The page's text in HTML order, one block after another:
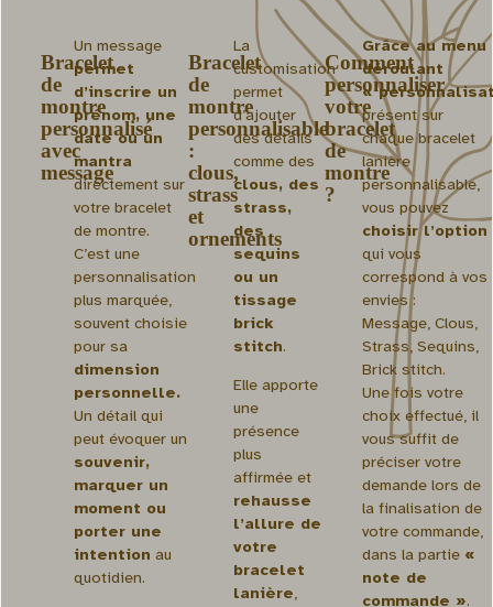
Bracelet
de
montre
personnalisé
avec
message
Un message
permet
d’inscrire un
prénom, une
date ou un
mantra
directement sur
votre bracelet
de montre.
C’est une
personnalisation
plus marquée,
souvent choisie
pour sa
dimension
personnelle.
Un détail qui
peut évoquer un
souvenir,
marquer un
moment ou
porter une
intention au
quotidien.
Bracelet
de
montre
personnalisable
:
clous,
strass
et
ornements
La
customisation
permet
d’ajouter
des détails
comme des
clous, des
strass,
des
sequins
ou un
tissage
brick
stitch.
Elle apporte
une
présence
plus
affirmée et
rehausse
l’allure de
votre
bracelet
lanière,
Comment
personnaliser
votre
bracelet
de
montre
?
Grâce au menu
déroulant
«
présent sur
chaque bracelet
lanière
personnalisable,
vous pouvez
choisir l’option
qui vous
correspond à vos
envies :
Message, Clous,
Strass, Sequins,
Brick stitch.
Une fois votre
choix effectué, il
vous suffit de
préciser votre
demande lors de
la finalisation de
votre commande,
dans la partie «
note de
commande ».